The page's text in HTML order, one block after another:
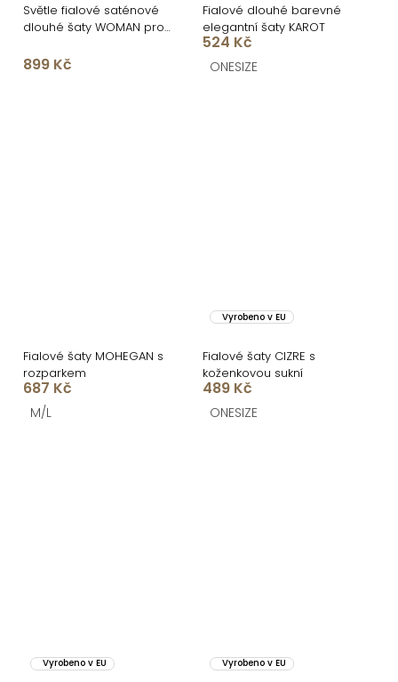
Světle fialové saténové
dlouhé šaty WOMAN pro
899 Kč
Fialové dlouhé barevné
elegantní šaty KAROT
524 Kč
ONESIZE
Fialové šaty MOHEGAN s
rozparkem
687 Kč
M/L
Vyrobeno v EU
Fialové šaty CIZRE s
koženkovou sukní
489 Kč
ONESIZE
Vyrobeno v EU Vyrobeno v EU